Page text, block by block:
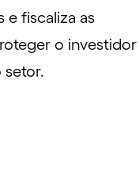
e fiscaliza as
o investidor
setor.